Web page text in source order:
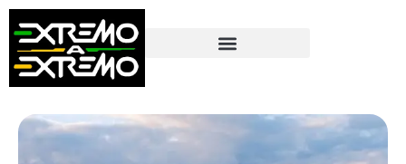
contenido